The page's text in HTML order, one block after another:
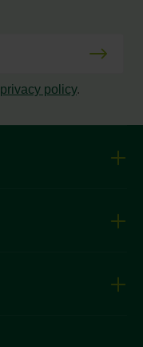
privacy policy.